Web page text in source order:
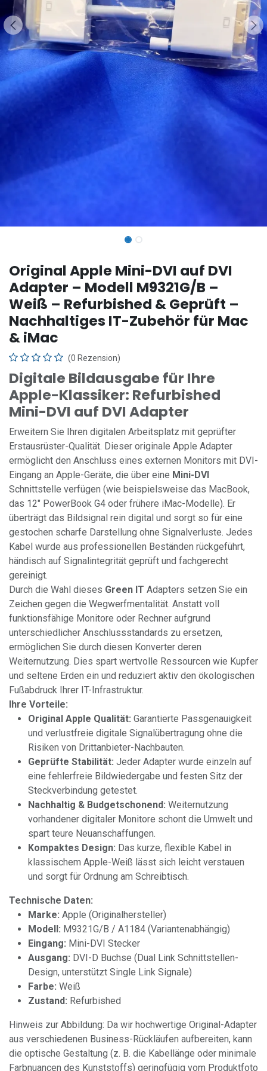
Original Apple Mini-DVI auf DVI
Adapter – Modell M9321G/B –
Weiß – Refurbished & Geprüft –
Nachhaltiges IT-Zubehör für Mac
& iMac
(0 Rezension)
Digitale Bildausgabe für Ihre
Apple-Klassiker: Refurbished
Mini-DVI auf DVI Adapter
Erweitern Sie Ihren digitalen Arbeitsplatz mit geprüfter
Erstausrüster-Qualität. Dieser originale Apple Adapter
ermöglicht den Anschluss eines externen Monitors mit DVI-
Eingang an Apple-Geräte, die über eine Mini-DVI
Schnittstelle verfügen (wie beispielsweise das MacBook,
das 12" PowerBook G4 oder frühere iMac-Modelle). Er
überträgt das Bildsignal rein digital und sorgt so für eine
gestochen scharfe Darstellung ohne Signalverluste. Jedes
Kabel wurde aus professionellen Beständen rückgeführt,
händisch auf Signalintegrität geprüft und fachgerecht
gereinigt.
Durch die Wahl dieses Green IT Adapters setzen Sie ein
Zeichen gegen die Wegwerfmentalität. Anstatt voll
funktionsfähige Monitore oder Rechner aufgrund
unterschiedlicher Anschlussstandards zu ersetzen,
ermöglichen Sie durch diesen Konverter deren
Weiternutzung. Dies spart wertvolle Ressourcen wie Kupfer
und seltene Erden ein und reduziert aktiv den ökologischen
Fußabdruck Ihrer IT-Infrastruktur.
Ihre Vorteile:
Original Apple Qualität: Garantierte Passgenauigkeit
und verlustfreie digitale Signalübertragung ohne die
Risiken von Drittanbieter-Nachbauten.
Geprüfte Stabilität: Jeder Adapter wurde einzeln auf
eine fehlerfreie Bildwiedergabe und festen Sitz der
Steckverbindung getestet.
Nachhaltig & Budgetschonend: Weiternutzung
vorhandener digitaler Monitore schont die Umwelt und
spart teure Neuanschaffungen.
Kompaktes Design: Das kurze, flexible Kabel in
klassischem Apple-Weiß lässt sich leicht verstauen
und sorgt für Ordnung am Schreibtisch.
Technische Daten:
Marke: Apple (Originalhersteller)
Modell: M9321G/B / A1184 (Variantenabhängig)
Eingang: Mini-DVI Stecker
Ausgang: DVI-D Buchse (Dual Link Schnittstellen-
Design, unterstützt Single Link Signale)
Farbe: Weiß
Zustand: Refurbished
Hinweis zur Abbildung: Da wir hochwertige Original-Adapter
aus verschiedenen Business-Rückläufen aufbereiten, kann
die optische Gestaltung (z. B. die Kabellänge oder minimale
Farbnuancen des Kunststoffs) geringfügig vom Produktfoto